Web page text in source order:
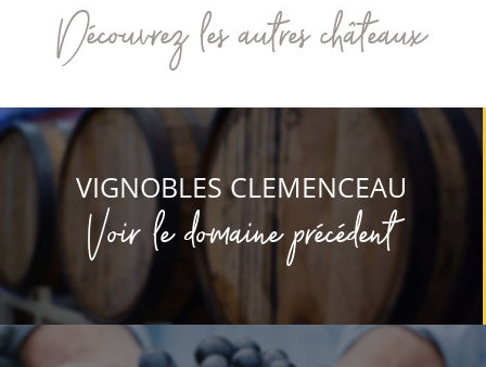
Découvrez les autres châteaux
VIGNOBLES CLEMENCEAU
Voir le domaine précédent